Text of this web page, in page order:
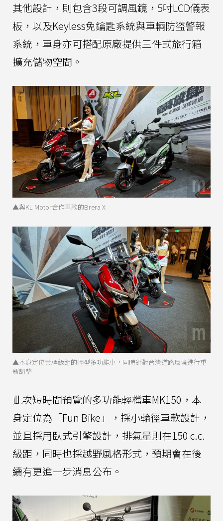
其他設計，則包含3段可調風鏡，5吋LCD儀表
板，以及Keyless免鑰匙系統與車輛防盜警報
系統，車身亦可搭配原廠提供三件式旅行箱
擴充儲物空間。
▲與KL Motor合作車款的Brera X
▲本身定位黃牌級距的輕型多功能車，同時針對台灣道路環境進行重
新調整
此次短時間預覽的多功能輕檔車MK150，本
身定位為「Fun Bike」，採小輪徑車款設計，
並且採用臥式引擎設計，排氣量則在150 c.c.
級距，同時也採越野風格形式，預期會在後
續有更進一步消息公布。